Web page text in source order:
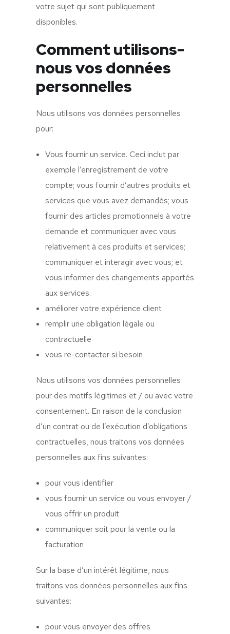
votre sujet qui sont publiquement
disponibles.
Comment utilisons-
nous vos données
personnelles
Nous utilisons vos données personnelles
pour:
Vous fournir un service. Ceci inclut par
exemple l’enregistrement de votre
compte; vous fournir d’autres produits et
services que vous avez demandés; vous
fournir des articles promotionnels à votre
demande et communiquer avec vous
relativement à ces produits et services;
communiquer et interagir avec vous; et
vous informer des changements apportés
aux services.
améliorer votre expérience client
remplir une obligation légale ou
contractuelle
vous re-contacter si besoin
Nous utilisons vos données personnelles
pour des motifs légitimes et / ou avec votre
consentement. En raison de la conclusion
d’un contrat ou de l’exécution d’obligations
contractuelles, nous traitons vos données
personnelles aux fins suivantes:
pour vous identifier
vous fournir un service ou vous envoyer /
vous offrir un produit
communiquer soit pour la vente ou la
facturation
Sur la base d’un intérêt légitime, nous
traitons vos données personnelles aux fins
suivantes:
pour vous envoyer des offres